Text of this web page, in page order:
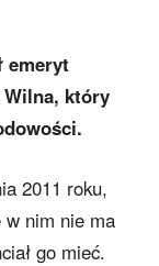
emeryt
Wilna, który
2011 roku,
w nim nie ma
go mieć.